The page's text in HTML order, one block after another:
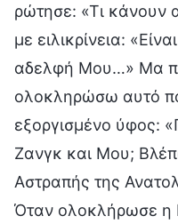
ρώτησε: «Τι κάνουν
με ειλικρίνεια:
αδελφή Μου…» Μα
ολοκληρώσω αυτό
εξοργισμένο ύφος:
Ζανγκ και Μου;
Αστραπής της
Όταν ολοκλήρωσε η